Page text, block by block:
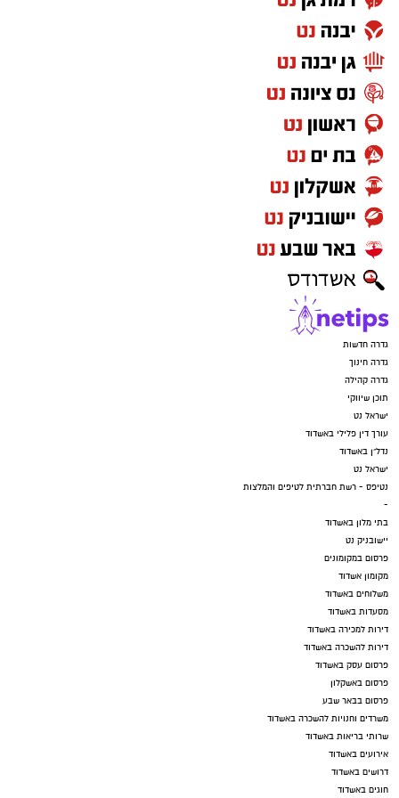
יש לכם מידע חשוב שטרם נחשף? צילומים מאירוע
חדשותי? מצאתם טעות בכתבה? נשמח שתשתפו
אותנו
בתקווה להביא בשורה טובה ומשמחת לציבור הדתי
בגדרה.”
בקהילת החינוך המקומית מאחלים לאברג’ל
הצלחה רבה בתפקידה החדש, ומביעים תקווה כי
ניסיונה הרב, לצד תפיסתה החינוכית והערכית,
יסייעו לבסס את האולפנה כמוסד מוביל עבור
תלמידות גדרה והאזור.
יש לכם מידע חשוב שטרם נחשף? צילומים מאירוע
חדשותי? מצאתם טעות בכתבה? נשמח שתשתפו
אותנו
גדרה חדשות
גדרה חינוך
גדרה קהילה
תוכן שיווקי
ישראל נט
עורך דין פלילי באשדוד
נדל"ן באשדוד
ישראל נט
נטיפס - רשת חברתית לטיפים והמלצות
-
בתי מלון באשדוד
יישובניק נט
פרסום במקומונים
מקומון אשדוד
משלוחים באשדוד
מסעדות באשדוד
דירות למכירה באשדוד
דירות להשכרה באשדוד
פרסום עסק באשדוד
פרסום באשקלון
פרסום בבאר שבע
משרדים וחנויות להשכרה באשדוד
שרותי בריאות באשדוד
אירועים באשדוד
דרושים באשדוד
חוגים באשדוד